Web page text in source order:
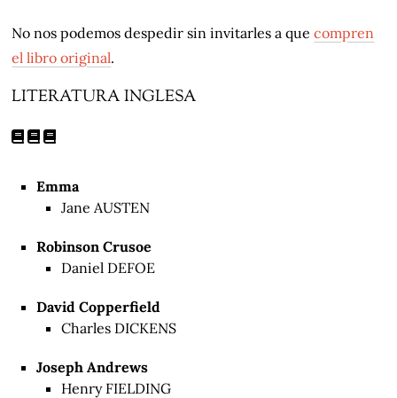
No nos podemos despedir sin invitarles a quecompren
el libro original.
LITERATURA INGLESA
Emma
Jane AUSTEN
Robinson Crusoe
Daniel DEFOE
David Copperfield
Charles DICKENS
Joseph Andrews
Henry FIELDING